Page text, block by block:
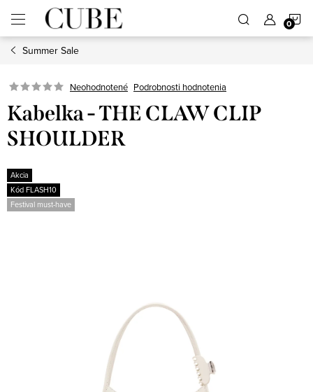
obsah
Summer Sale
Neohodnotené Podrobnosti hodnotenia
Kabelka - THE CLAW CLIP
SHOULDER
Akcia
Kód FLASH10
Festival must-have